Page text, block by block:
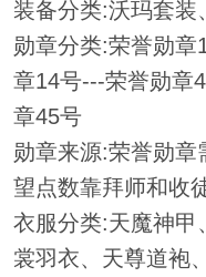
装备分类:沃玛套装
勋章分类:荣誉勋
章14号---荣誉勋章
章45号
勋章来源:荣誉勋
望点数靠拜师和收
衣服分类:天魔神甲
裳羽衣、天尊道袍